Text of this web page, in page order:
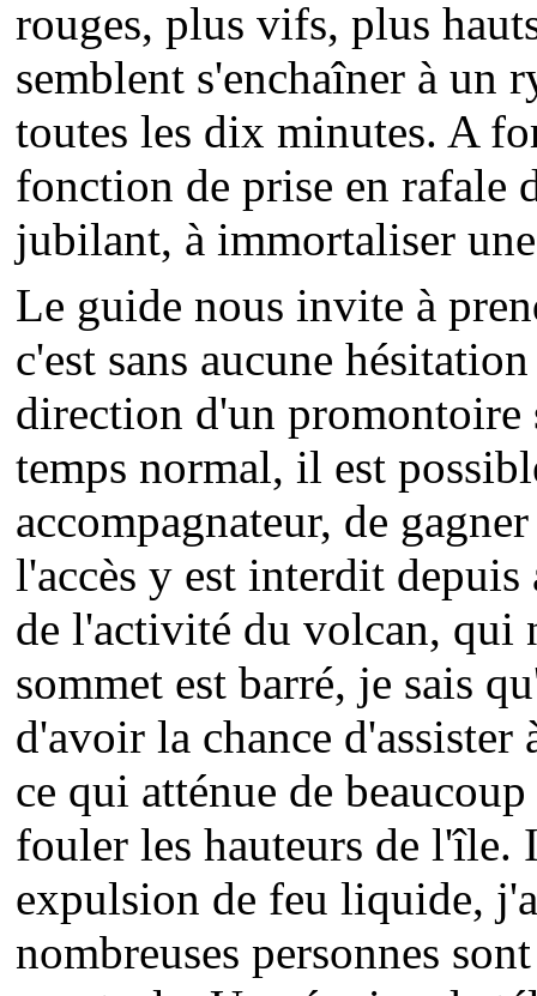
rouges, plus vifs, plus
semblent s'enchaîner à un
toutes les dix minutes. A
fonction de prise en rafale
jubilant, à immortaliser
Le guide nous invite à
c'est sans aucune
direction d'un promontoire
temps normal, il est
accompagnateur, de
l'accès y est interdit depuis
de l'activité du volcan, qui
sommet est barré, je sais
d'avoir la chance d'assister
ce qui atténue de
fouler les hauteurs de l'île.
expulsion de feu liquide,
nombreuses personnes